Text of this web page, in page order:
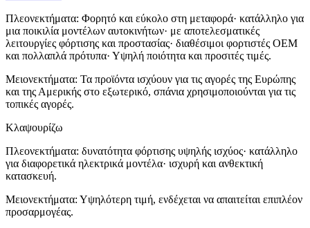
Πλεονεκτήματα: Φορητό και εύκολο στη μεταφορά· κατάλληλο για
μια ποικιλία μοντέλων αυτοκινήτων· με αποτελεσματικές
λειτουργίες φόρτισης και προστασίας· διαθέσιμοι φορτιστές OEM
και πολλαπλά πρότυπα· Υψηλή ποιότητα και προσιτές τιμές.
Μειονεκτήματα: Τα προϊόντα ισχύουν για τις αγορές της Ευρώπης
και της Αμερικής στο εξωτερικό, σπάνια χρησιμοποιούνται για τις
τοπικές αγορές.
Κλαψουρίζω
Πλεονεκτήματα: δυνατότητα φόρτισης υψηλής ισχύος· κατάλληλο
για διαφορετικά ηλεκτρικά μοντέλα· ισχυρή και ανθεκτική
κατασκευή.
Μειονεκτήματα: Υψηλότερη τιμή, ενδέχεται να απαιτείται επιπλέον
προσαρμογέας.